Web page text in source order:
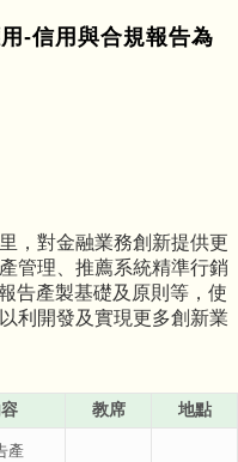
-信用與合規報告為
，對金融業務創新提供更
管理、推薦系統精準行銷
告產製基礎及原則等，使
利開發及實現更多創新業
教席 地點
產